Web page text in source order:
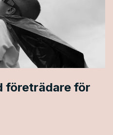
företrädare för